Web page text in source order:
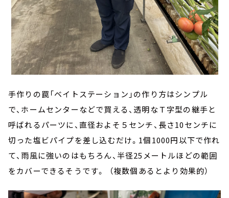
手作りの罠「ベイトステーション」の作り方はシンプル
で、ホームセンターなどで買える、透明なＴ字型の継手と
呼ばれるパーツに、直径およそ５センチ、長さ10センチに
切った塩ビパイプを差し込むだけ。1個1000円以下で作れ
て、雨風に強いのはもちろん、半径25メートルほどの範囲
をカバーできるそうです。
（複数個あるとより効果的）